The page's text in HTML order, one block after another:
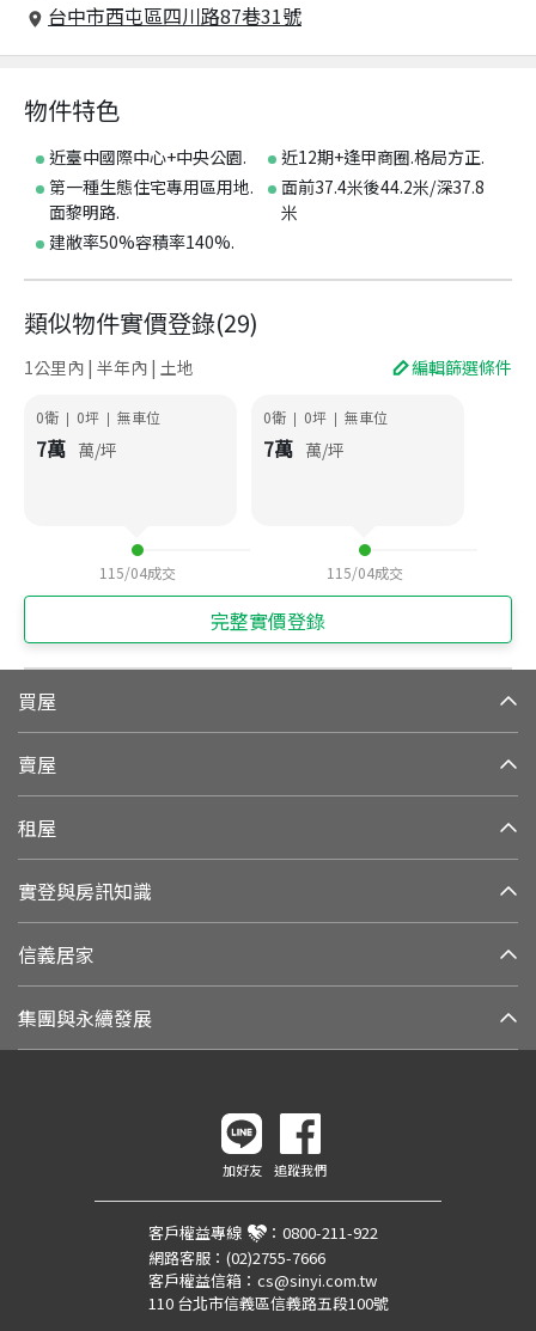
台中市西屯區四川路87巷31號
物件特色
近臺中國際中心+中央公園.
近12期+逢甲商圈.格局方正.
第一種生態住宅專用區用地.
面黎明路.
面前37.4米後44.2米/深37.8
米
建敝率50%容積率140%.
類似物件實價登錄(29)
1公里內 | 半年內 | 土地 編輯篩選條件
0衛 | 0坪 | 無車位
7萬 萬/坪
115/04成交
0衛 | 0坪 | 無車位
7萬 萬/坪
115/04成交
完整實價登錄
買屋
賣屋
租屋
實登與房訊知識
信義居家
集團與永續發展
加好友 追蹤我們
客戶權益專線 ： 0800-211-922
網路客服： (02)2755-7666
客戶權益信箱： cs@sinyi.com.tw
110 台北市信義區信義路五段100號